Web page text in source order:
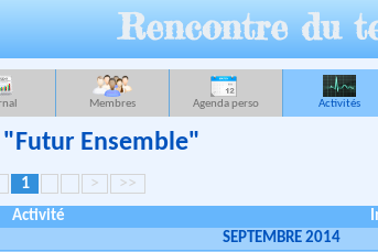
Rencontre du
Membres Agenda perso Activités
Ensemble"
1 > >>
Activité
SEPTEMBRE 2014